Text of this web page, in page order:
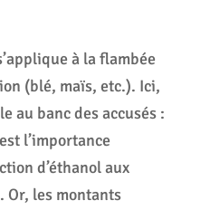
à la flambée
(blé, maïs, etc.). Ici,
au banc des accusés :
l’importance
d’éthanol aux
Or, les montants